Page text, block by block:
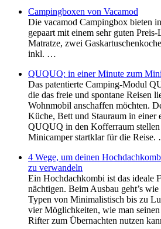
Campingboxen von Vacamod
Die vacamod Campingbox bieten
gepaart mit einem sehr guten
Matratze, zwei
inkl. …
QUQUQ: in einer Minute zum
Das patentierte Camping-Modul
die das freie und spontane Reisen
Wohnmobil anschaffen möchten.
Küche, Bett und Stauraum in einer
QUQUQ in den Kofferraum
Minicamper startklar für die
4 Wege, um deinen
zu verwandeln
Ein Hochdachkombi ist das ideale
nächtigen. Beim Ausbau geht’s
Typen von Minimalistisch bis zu
vier Möglichkeiten, wie man
Rifter zum Übernachten nutzen